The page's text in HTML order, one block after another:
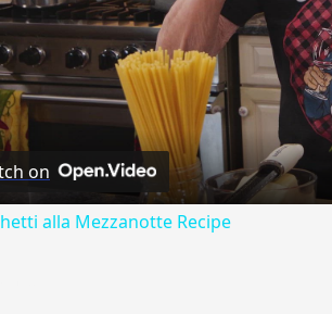
on
alla Mezzanotte Recipe